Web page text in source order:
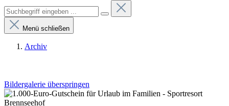
Menü schließen
Archiv
Bildergalerie überspringen